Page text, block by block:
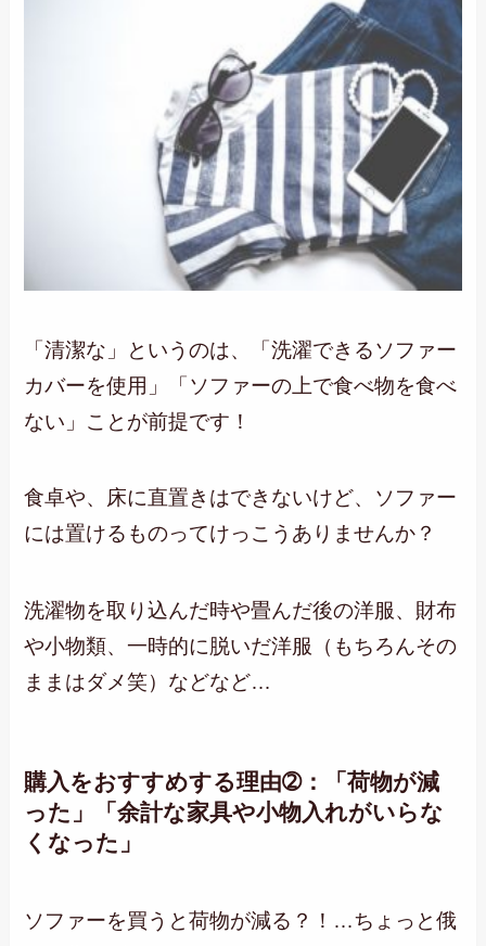
「清潔な」というのは、「洗濯できるソファー
カバーを使用」「ソファーの上で食べ物を食べ
ない」ことが前提です！
食卓や、床に直置きはできないけど、ソファー
には置けるものってけっこうありませんか？
洗濯物を取り込んだ時や畳んだ後の洋服、財布
や小物類、一時的に脱いだ洋服（もちろんその
ままはダメ笑）などなど…
購入をおすすめする理由➁：「荷物が減
った」「余計な家具や小物入れがいらな
くなった」
ソファーを買うと荷物が減る？！…ちょっと俄